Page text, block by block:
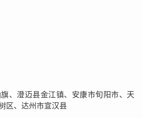
、澄迈县金江镇、安康市旬阳市、天
区、达州市宣汉县